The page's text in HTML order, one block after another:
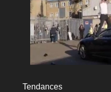
Tendances